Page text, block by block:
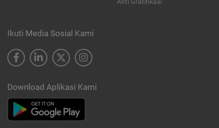
Anti Gratifikasi
Ikuti Media Sosial Kami
Download Aplikasi Kami